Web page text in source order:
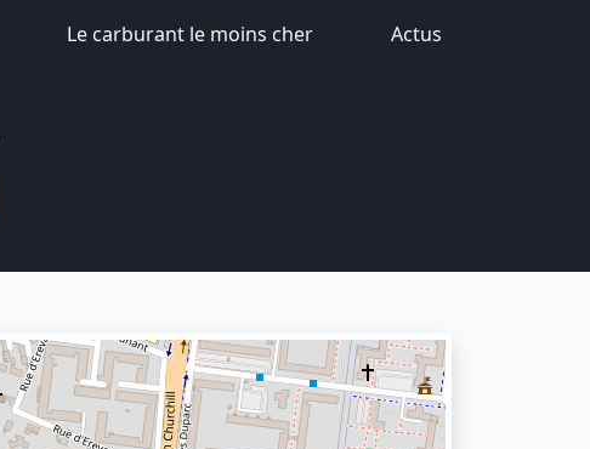
Le carburant le moins cher Actus